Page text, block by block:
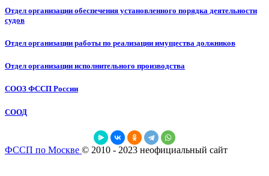
Отдел организации обеспечения установленного порядка деятельности
судов
Отдел организации работы по реализации имущества должников
Отдел организации исполнительного производства
СООЗ ФССП России
СООД
ФССП по Москве © 2010 - 2023 неофициальный сайт